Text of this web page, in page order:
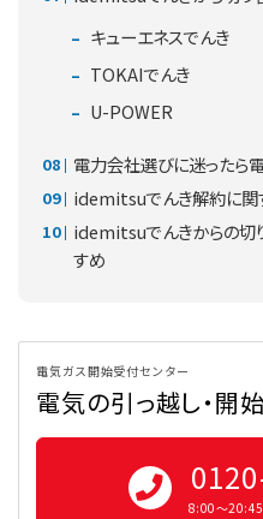
キューエネスでんき
TOKAIでんき
U-POWER
電力会社選びに迷ったら
idemitsuでんき解約に関
idemitsuでんきからの切
すめ
電気ガス開始受付センター
電気の引っ越し・開
8:00〜20:45